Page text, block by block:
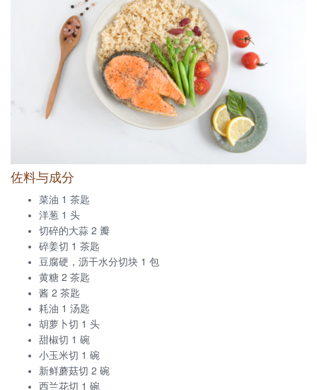
佐料与成分
菜油 1 茶匙
洋葱 1 头
切碎的大蒜 2 瓣
碎姜切 1 茶匙
豆腐硬，沥干水分切块 1 包
黄糖 2 茶匙
酱 2 茶匙
耗油 1 汤匙
胡萝卜切 1 头
甜椒切 1 碗
小玉米切 1 碗
新鲜蘑菇切 2 碗
西兰花切 1 碗